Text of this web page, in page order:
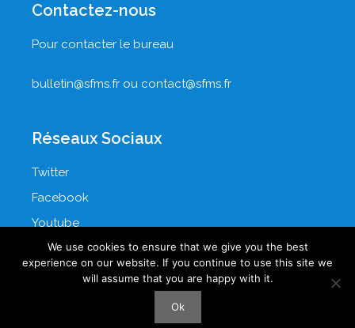
Contactez-nous
Pour contacter le bureau
bulletin@sfms.fr ou contact@sfms.fr
Réseaux Sociaux
Twitter
Facebook
Youtube
LinkedIn
© 2026 SOCIÉTÉ FRANCOPHONE DE MÉDECINE SEXUELLE
We use cookies to ensure that we give you the best
experience on our website. If you continue to use this site we
will assume that you are happy with it.
Ok